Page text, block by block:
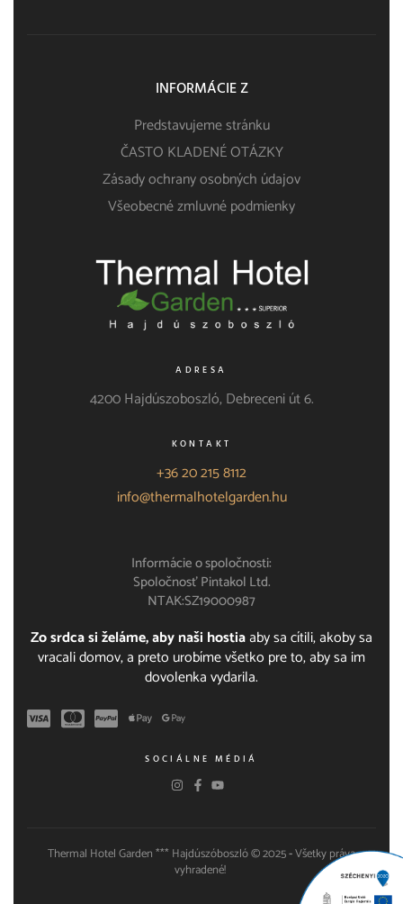
INFORMÁCIE Z
Predstavujeme stránku
ČASTO KLADENÉ OTÁZKY
Zásady ochrany osobných údajov
Všeobecné zmluvné podmienky
ADRESA
4200 Hajdúszoboszló, Debreceni út 6.
KONTAKT
+36 20 215 8112
info@thermalhotelgarden.hu
Informácie o spoločnosti:
Spoločnosť Pintakol Ltd.
NTAK:SZ19000987
Zo srdca si želáme, aby naši hostiaaby sa cítili, akoby sa
vracali domov, a preto urobíme všetko pre to, aby sa im
dovolenka vydarila.
SOCIÁLNE MÉDIÁ
Thermal Hotel Garden *** Hajdúszóboszló © 2025-Všetky práva
vyhradené!